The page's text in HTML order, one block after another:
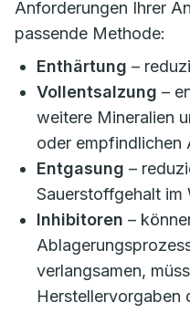
Anforderungen Ihrer
passende Methode:
Enthärtung –
Vollentsalzung –
weitere Mineralien
oder empfindlichen
Entgasung –
Sauerstoffgehalt im
Inhibitoren –
verlangsamen,
Herstellervorgaben